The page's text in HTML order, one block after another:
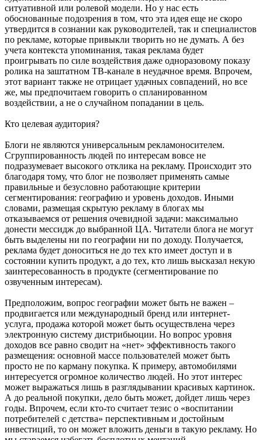
ситуативной или ролевой модели. Но у нас есть
обоснованные подозрения в том, что эта идея еще не скоро
утвердится в сознании как руководителей, так и специалистов
по рекламе, которые привыкли творить но не думать. А без
учета контекста упоминания, такая реклама будет
проигрывать по силе воздействия даже одноразовому показу
ролика на заштатном ТВ-канале в неудачное время. Впрочем,
этот вариант также не отрицает удачных совпадений, но все
же, мы предпочитаем говорить о спланированном
воздействии, а не о случайном попадании в цель.
Кто целевая аудитория?
Блоги не являются универсальным рекламоносителем.
Сгруппированность людей по интересам вовсе не
подразумевает высокого отклика на рекламу. Происходит это
благодаря тому, что блог не позволяет применять самые
правильные и безусловно работающие критерии
сегментирования: географию и уровень доходов. Иными
словами, размещая скрытую рекламу в блогах мы
отказываемся от решения очевидной задачи: максимально
донести мессидж до выбранной ЦА. Читатели блога не могут
быть выделены ни по географии ни по доходу. Получается,
реклама будет доноситься не до тех кто имеет доступ и в
состоянии купить продукт, а до тех, кто лишь высказал некую
заинтересованность в продукте (сегментирование по
озвученным интересам).
Предположим, вопрос географии может быть не важен –
продвигается или международный бренд или интернет-
услуга, продажа которой может быть осуществлена через
электронную систему дистрибьюции. Но вопрос уровня
доходов все равно сводит на «нет» эффективность такого
размещения: основной массе пользователей может быть
просто не по карману покупка. К примеру, автомобилями
интересуется огромное количество людей. Но этот интерес
может выражаться лишь в разглядывании красивых картинок.
А до реальной покупки, дело быть может, дойдет лишь через
годы. Впрочем, если кто-то считает тезис о «воспитании
потребителей с детства» перспективным и достойным
инвестиций, то он может вложить деньги в такую рекламу. Но